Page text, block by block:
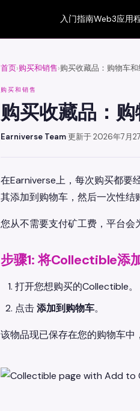
入门指南Web3应用
首页›购买和销售›购买收藏品：购物车和
购买和销售
购买收藏品：
Earniverse Team·更新于 2026年7月
在Earniverse上，每次购买都要
其添加到购物车，然后一次性结
您从不需要支付矿工费，平台会
步骤1: 将Collectible添
打开您想购买的Collectible。
点击添加到购物车。
该物品现已保存在您的购物车中